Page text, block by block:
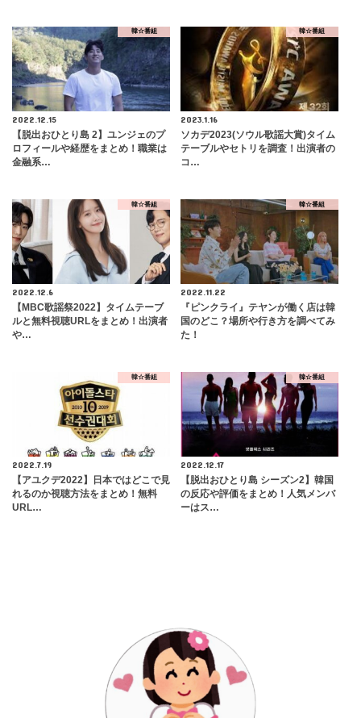
韓☆番組
2022.12.15
【脱出おひとり島 2】ユンジェのプ
ロフィールや経歴をまとめ！職業は
金融系…
韓☆番組
2023.1.16
ソカデ2023(ソウル歌謡大賞)タイム
テーブルやセトリを調査！出演者の
コ…
韓☆番組
2022.12.6
【MBC歌謡祭2022】タイムテーブ
ルと無料視聴URLをまとめ！出演者
や…
韓☆番組
2022.11.22
『ピンクライ』テヤンが働く店は韓
国のどこ？場所や行き方を調べてみ
た！
韓☆番組
2022.7.19
【アユクデ2022】日本ではどこで見
れるのか視聴方法をまとめ！無料
URL…
韓☆番組
2022.12.17
【脱出おひとり島 シーズン2】韓国
の反応や評価をまとめ！人気メンバ
ーはス…